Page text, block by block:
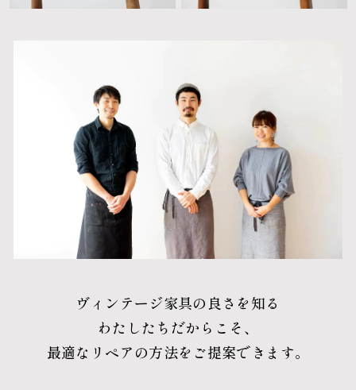
ヴィンテージ家具の良さを知る
わたしたちだからこそ、
最適なリペアの方法をご提案できます。